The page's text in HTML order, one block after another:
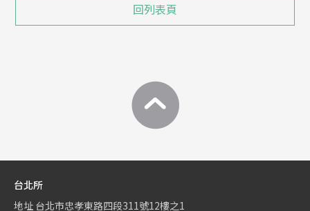
回列表頁
台北所
地址 台北市忠孝東路四段311號12樓之1